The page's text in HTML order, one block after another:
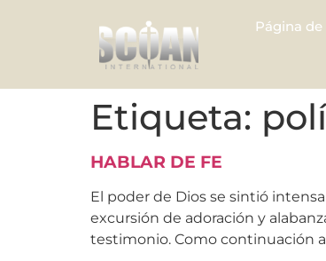
Página
Etiqueta:
HABLAR DE FE
El poder de Dios se sintió
excursión de adoración y
testimonio. Como continuación